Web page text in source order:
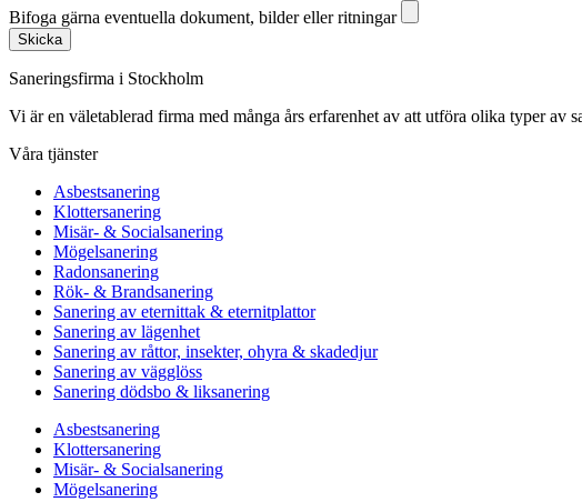
Bifoga gärna eventuella dokument, bilder eller ritningar
Skicka
Saneringsfirma i Stockholm
Vi är en väletablerad firma med många års erfarenhet av att utföra olika typer
Våra tjänster
Asbestsanering
Klottersanering
Misär- & Socialsanering
Mögelsanering
Radonsanering
Rök- & Brandsanering
Sanering av eternittak & eternitplattor
Sanering av lägenhet
Sanering av råttor, insekter, ohyra & skadedjur
Sanering av vägglöss
Sanering dödsbo & liksanering
Asbestsanering
Klottersanering
Misär- & Socialsanering
Mögelsanering